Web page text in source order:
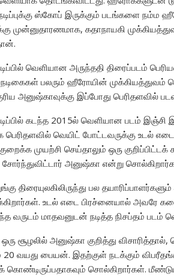
ஸ்கோப் இருக்கும் படங்களை
முன்னுதாரணமாக, கதாநாயகி
வெளியான அருந்ததி திரைப்படம்
நடிகைகள் பலரும் ஹீரோயின்
அனுஷ்காவுக்கு இப்போது
கடந்த 2015ல் வெளியான படம் இஞ்சி
பெரிதளவில் வெயிட் போட்டவருக்கு உடல்
முயற்சி செய்தாலும் ஒரு
அனுஷ்கா என்று
திரையுலகிலிருந்து பல
உடல் எடை பிரச்னையால் அவரே
வருடம் மாதவனுடன் நடித்த நிசப்தம் படம்
சூழலில் அனுஷ்கா குறித்து
20 வயது பையன். இதற்குள் நடக்கும்
கொண்டிருப்பதாகவும் சொல்கிறார்கள்.